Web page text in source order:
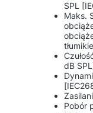
SPL
Maks.
dB
Pobór